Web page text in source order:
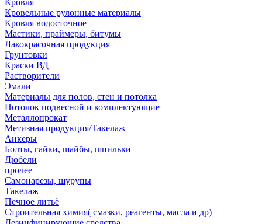
Кровля
Кровельные рулонные материалы
Кровля водосточное
Мастики, праймеры, битумы
Лакокрасочная продукция
Грунтовки
Краски ВД
Растворители
Эмали
Материалы для полов, стен и потолка
Потолок подвесной и комплектующие
Металлопрокат
Метизная продукция/Такелаж
Анкеры
Болты, гайки, шайбы, шпильки
Дюбели
прочее
Самонарезы, шурупы
Такелаж
Печное литьё
Строительная химия( смазки, реагенты, масла и др)